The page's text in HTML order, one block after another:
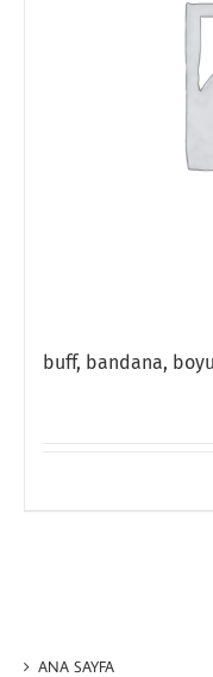
buff, bandana,
ANA SAYFA